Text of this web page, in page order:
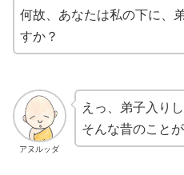
何故、あなたは私の下に、
すか？
アヌルッダ
えっ、弟子入り
そんな昔のこと